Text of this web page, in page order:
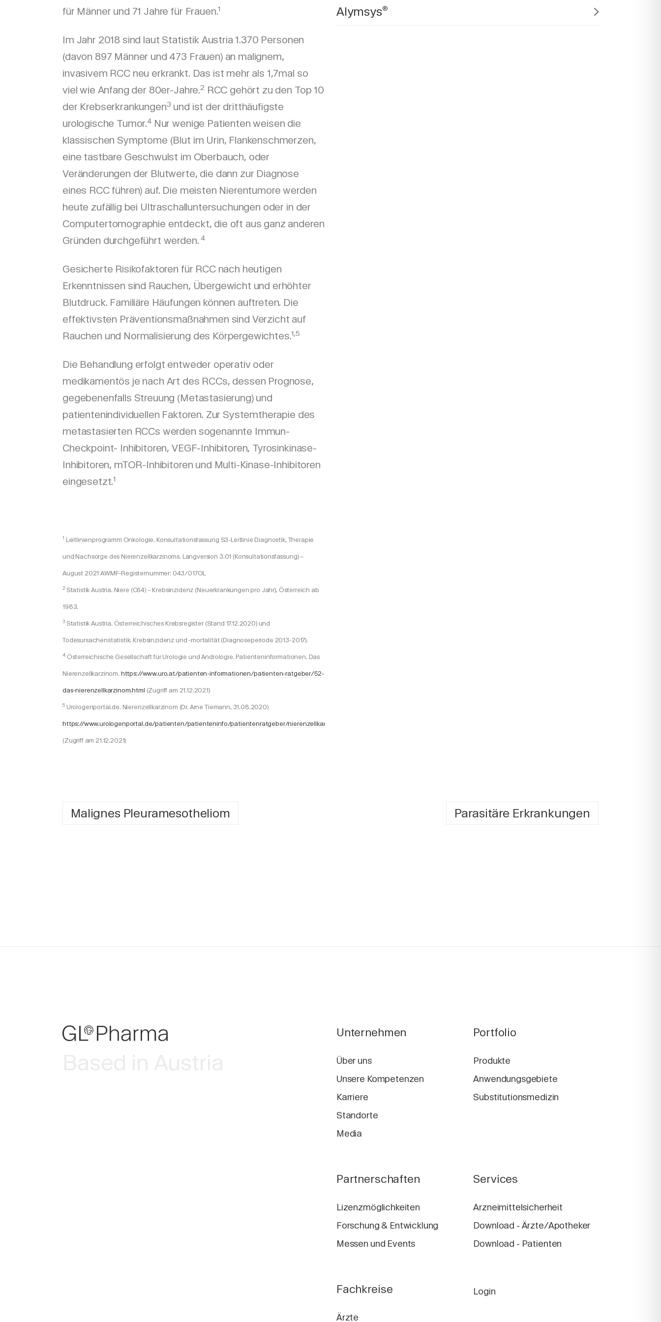
für Männer und 71 Jahre für Frauen.1
Im Jahr 2018 sind laut Statistik Austria 1.370 Personen
(davon 897 Männer und 473 Frauen) an malignem,
invasivem RCC neu erkrankt. Das ist mehr als 1,7mal so
viel wie Anfang der 80er-Jahre.2 RCC gehört zu den Top 10
der Krebserkrankungen3 und ist der dritthäufigste
urologische Tumor.4Nur wenige Patienten weisen die
klassischen Symptome (Blut im Urin, Flankenschmerzen,
eine tastbare Geschwulst im Oberbauch, oder
Veränderungen der Blutwerte, die dann zur Diagnose
eines RCC führen) auf. Die meisten Nierentumore werden
heute zufällig bei Ultraschalluntersuchungen oder in der
Computertomographie entdeckt, die oft aus ganz anderen
Gründen durchgeführt werden. 4
Gesicherte Risikofaktoren für RCC nach heutigen
Erkenntnissen sind Rauchen, Übergewicht und erhöhter
Blutdruck. Familiäre Häufungen können auftreten. Die
effektivsten Präventionsmaßnahmen sind Verzicht auf
Rauchen und Normalisierung des Körpergewichtes.1,5
Die Behandlung erfolgt entweder operativ oder
medikamentös je nach Art des RCCs, dessen Prognose,
gegebenenfalls Streuung (Metastasierung) und
patientenindividuellen Faktoren. Zur Systemtherapie des
metastasierten RCCs werden sogenannte Immun-
Checkpoint- Inhibitoren, VEGF-Inhibitoren, Tyrosinkinase-
Inhibitoren, mTOR-Inhibitoren und Multi-Kinase-Inhibitoren
eingesetzt.1
1 Leitlinienprogramm Onkologie. Konsultationsfassung S3-Leitlinie Diagnostik, Therapie
und Nachsorge des Nierenzellkarzinoms. Langversion 3.01 (Konsultationsfassung) –
August 2021 AWMF-Registernummer: 043/017OL
2Statistik Austria. Niere (C64) – Krebsinzidenz (Neuerkrankungen pro Jahr), Österreich ab
1983.
3Statistik Austria. Österreichisches Krebsregister (Stand 17.12.2020) und
Todesursachenstatistik. Krebsinzidenz und -mortalität (Diagnoseperiode 2013-2017).
4Österreichische Gesellschaft für Urologie und Andrologie. Patienteninformationen. Das
Nierenzellkarzinom. https://www.uro.at/patienten-informationen/patienten-ratgeber/52-
das-nierenzellkarzinom.html (Zugriff am 21.12.2021)
5Urologenportal.de. Nierenzellkarzinom (Dr. Arne Tiemann, 31.08.2020)
https://www.urologenportal.de/patienten/patienteninfo/patientenratgeber/nierenzellkarzinom.html
(Zugriff am 21.12.2021)
Alymsys®
Malignes Pleuramesotheliom Parasitäre Erkrankungen
Unternehmen
Über uns
Unsere Kompetenzen
Karriere
Standorte
Media
Portfolio
Produkte
Anwendungsgebiete
Substitutionsmedizin
Partnerschaften
Lizenzmöglichkeiten
Forschung & Entwicklung
Messen und Events
Services
Arzneimittelsicherheit
Download - Ärzte/Apotheker
Download - Patienten
Fachkreise
Ärzte
Login